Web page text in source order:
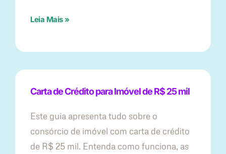
Leia Mais »
Carta de Crédito para Imóvel de R$ 25 mil
Este guia apresenta tudo sobre o
consórcio de imóvel com carta de crédito
de R$ 25 mil. Entenda como funciona, as